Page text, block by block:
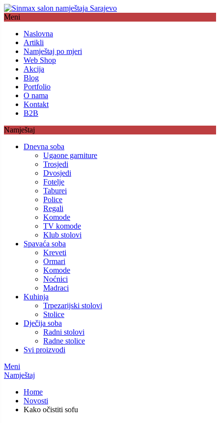
Meni
Naslovna
Artikli
Namještaj po mjeri
Web Shop
Akcija
Blog
Portfolio
O nama
Kontakt
B2B
Namještaj
Dnevna soba
Ugaone garniture
Trosjedi
Dvosjedi
Fotelje
Taburei
Police
Regali
Komode
TV komode
Klub stolovi
Spavaća soba
Kreveti
Ormari
Komode
Noćnici
Madraci
Kuhinja
Trpezarijski stolovi
Stolice
Dječija soba
Radni stolovi
Radne stolice
Svi proizvodi
Meni
Namještaj
Home
Novosti
Kako očistiti sofu